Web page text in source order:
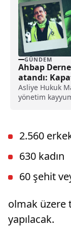
GÜNDEM
Ahbap
atandı:
Asliye Hukuk
yönetim
2.560
630 kadın
60 şehit
olmak üzere
yapılacak.